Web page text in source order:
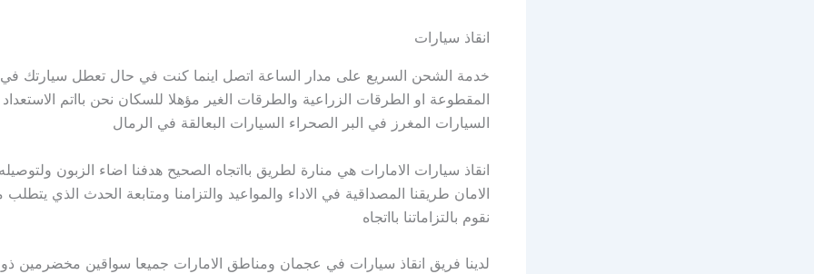
انقاذ سيارات
خدمة الشحن السريع على مدار الساعة اتصل اينما كنت في حال تعطل سيارتك في
المقطوعة او الطرقات الزراعية والطرقات الغير مؤهلا للسكان نحن بااتم الاستعداد
السيارات المغرز في البر الصحراء السيارات البعالقة في الرمال
انقاذ سيارات الامارات هي منارة لطريق بااتجاه الصحيح هدفنا اضاء الزبون
الامان طريقنا المصداقية في الاداء والمواعيد والتزامنا ومتابعة الحدث الذي
نقوم بالتزاماتنا بااتجاه
لدينا فريق انقاذ سيارات في عجمان ومناطق الامارات جميعا سواقين مخضرمين ذو